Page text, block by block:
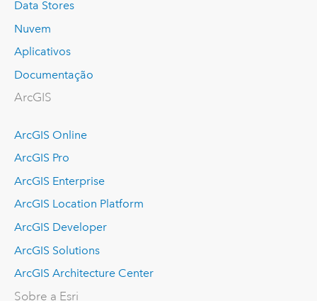
Data Stores
Nuvem
Aplicativos
Documentação
ArcGIS
ArcGIS Online
ArcGIS Pro
ArcGIS Enterprise
ArcGIS Location Platform
ArcGIS Developer
ArcGIS Solutions
ArcGIS Architecture Center
Sobre a Esri